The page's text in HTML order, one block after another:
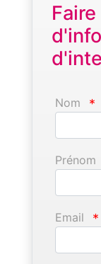
Nom *
Prénom
Email *